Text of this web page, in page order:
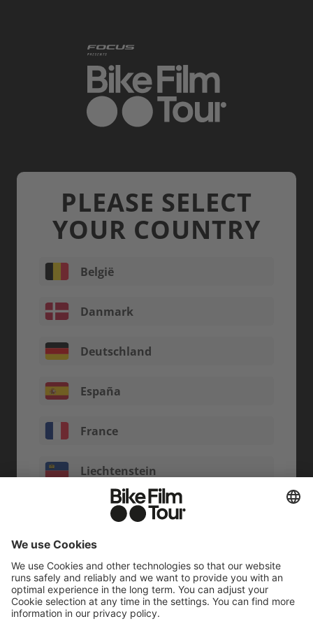
PLEASE SELECT
YOUR COUNTRY
België
Danmark
Deutschland
España
France
Liechtenstein
Luxemburg
Nederland
Österreich